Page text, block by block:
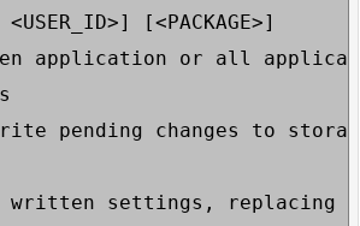
[<PACKAGE>]
application or all
pending changes to
written settings, replacing